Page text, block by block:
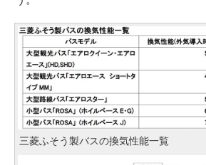
三菱ふそう製バスの換気性能一覧